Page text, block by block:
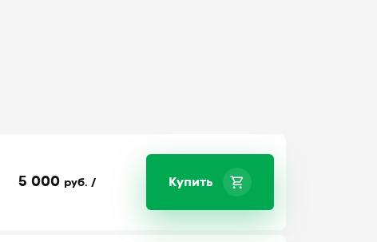
5 000 руб. / Купить